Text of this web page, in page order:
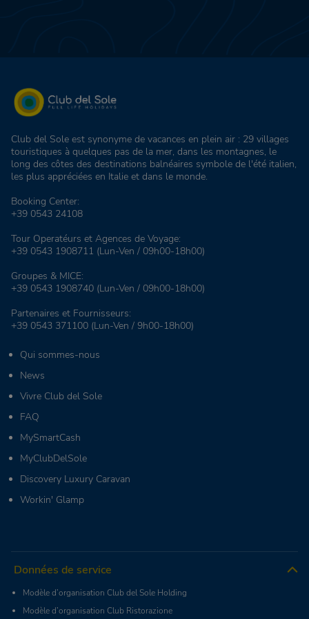
Club del Sole est synonyme de vacances en plein air : 29 villages
touristiques à quelques pas de la mer, dans les montagnes, le
long des côtes des destinations balnéaires symbole de l'été italien,
les plus appréciées en Italie et dans le monde.
Booking Center:
+39 0543 24108
Tour Operatéurs et Agences de Voyage:
+39 0543 1908711 (Lun-Ven / 09h00-18h00)
Groupes & MICE:
+39 0543 1908740 (Lun-Ven / 09h00-18h00)
Partenaires et Fournisseurs:
+39 0543 371100 (Lun-Ven / 9h00-18h00)
Qui sommes-nous
News
Vivre Club del Sole
FAQ
MySmartCash
MyClubDelSole
Discovery Luxury Caravan
Workin' Glamp
Données de service
Modèle d’organisation Club del Sole Holding
Modèle d’organisation Club Ristorazione